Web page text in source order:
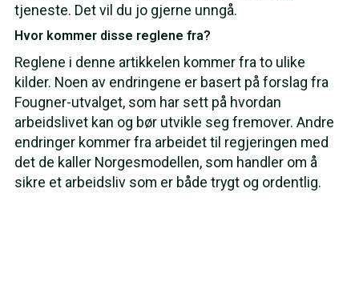
tjeneste. Det vil du jo gjerne unngå.
Hvor kommer disse reglene fra?
Reglene i denne artikkelen kommer fra to ulike
kilder. Noen av endringene er basert på forslag fra
Fougner-utvalget, som har sett på hvordan
arbeidslivet kan og bør utvikle seg fremover. Andre
endringer kommer fra arbeidet til regjeringen med
det de kaller Norgesmodellen, som handler om å
sikre et arbeidsliv som er både trygt og ordentlig.